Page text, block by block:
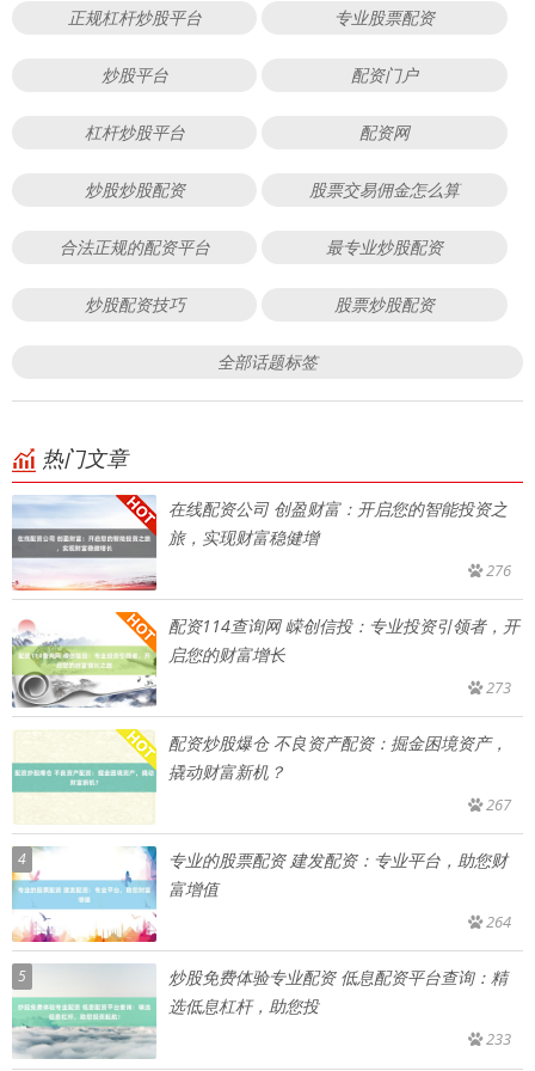
正规杠杆炒股平台 专业股票配资
炒股平台 配资门户
杠杆炒股平台 配资网
炒股炒股配资 股票交易佣金怎么算
合法正规的配资平台 最专业炒股配资
炒股配资技巧 股票炒股配资
全部话题标签
热门文章
在线配资公司 创盈财富：开启您的智能投资之
旅，实现财富稳健增
276
配资114查询网 嵘创信投：专业投资引领者，开
启您的财富增长
273
配资炒股爆仓 不良资产配资：掘金困境资产，
撬动财富新机？
267
4
专业的股票配资 建发配资：专业平台，助您财
富增值
264
5
炒股免费体验专业配资 低息配资平台查询：精
选低息杠杆，助您投
233